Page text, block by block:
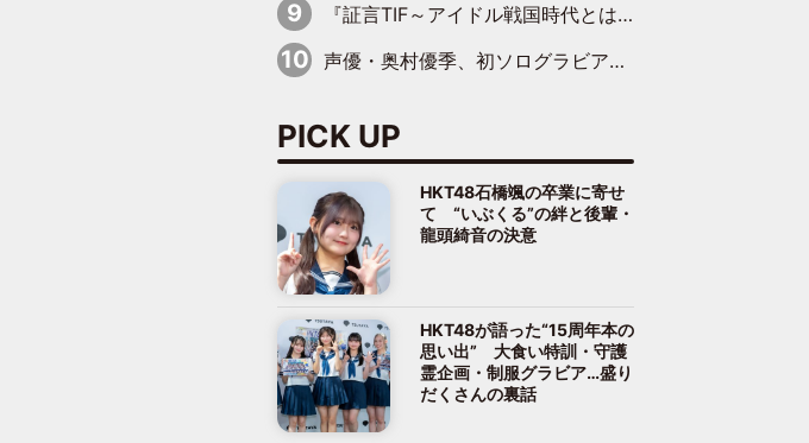
『証言TIF～アイドル戦国時代とはなんだったのか～』第6回：でんぱ組.inc・古川未鈴×相沢梨紗「『ハロプロやりたかったな』って言ったら、夢眠ねむさんに『てめえはでんぱ組．incなんだよ！』って肩パンされて(笑)」
声優・奥村優季、初ソログラビアで初ソロ表紙を飾る！ 初めて見せる表情や、声優を志したきっかけなどを語った必読のインタビューを掲載
PICK UP
HKT48石橋颯の卒業に寄せ
て “いぶくる”の絆と後輩・
龍頭綺音の決意
HKT48が語った“15周年本の
思い出” 大食い特訓・守護
霊企画・制服グラビア…盛り
だくさんの裏話